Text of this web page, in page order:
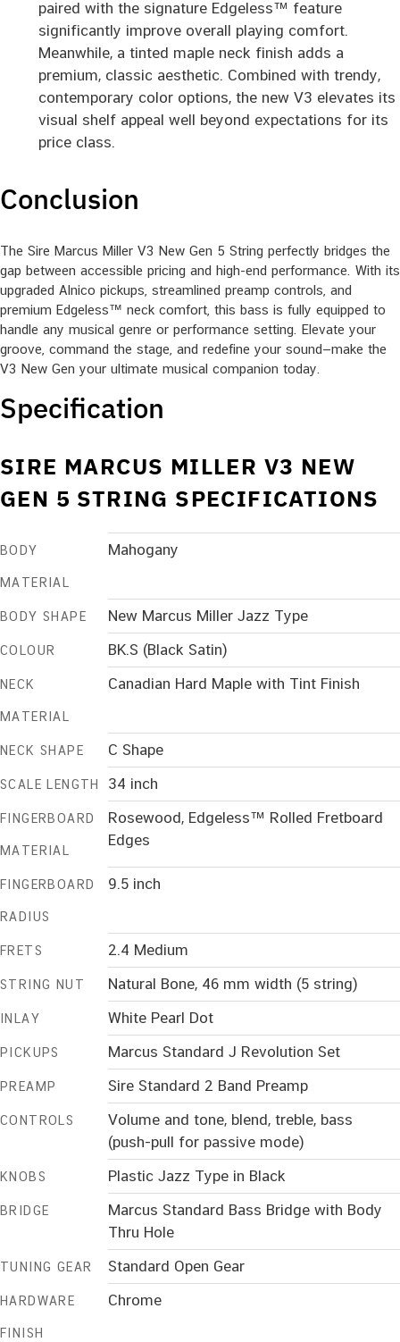
paired with the signature Edgeless™ feature
significantly improve overall playing comfort.
Meanwhile, a tinted maple neck finish adds a
premium, classic aesthetic. Combined with trendy,
contemporary color options, the new V3 elevates its
visual shelf appeal well beyond expectations for its
price class.
Conclusion
The Sire Marcus Miller V3 New Gen 5 String perfectly bridges the
gap between accessible pricing and high-end performance. With its
upgraded Alnico pickups, streamlined preamp controls, and
premium Edgeless™ neck comfort, this bass is fully equipped to
handle any musical genre or performance setting. Elevate your
groove, command the stage, and redefine your sound—make the
V3 New Gen your ultimate musical companion today.
Specification
SIRE MARCUS MILLER V3 NEW
GEN 5 STRING SPECIFICATIONS
BODY
MATERIAL
Mahogany
BODY SHAPE New Marcus Miller Jazz Type
COLOUR BK.S (Black Satin)
NECK
MATERIAL
Canadian Hard Maple with Tint Finish
NECK SHAPE C Shape
SCALE LENGTH 34 inch
FINGERBOARD
MATERIAL
Rosewood, Edgeless™ Rolled Fretboard
Edges
FINGERBOARD
RADIUS
9.5 inch
FRETS 2.4 Medium
STRING NUT Natural Bone, 46 mm width (5 string)
INLAY White Pearl Dot
PICKUPS Marcus Standard J Revolution Set
PREAMP Sire Standard 2 Band Preamp
CONTROLS
Volume and tone, blend, treble, bass
(push-pull for passive mode)
KNOBS Plastic Jazz Type in Black
BRIDGE
Marcus Standard Bass Bridge with Body
Thru Hole
TUNING GEAR Standard Open Gear
HARDWARE
FINISH
Chrome